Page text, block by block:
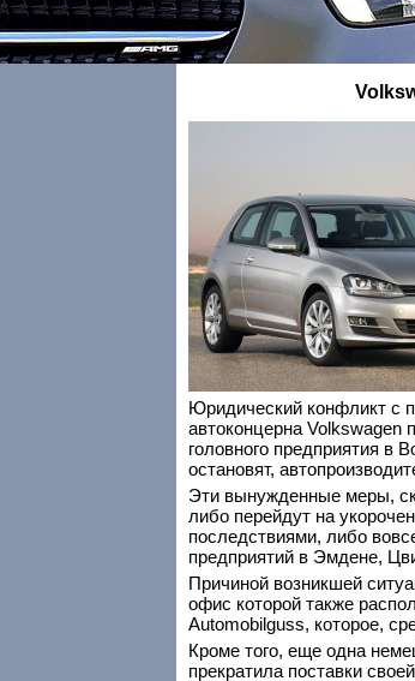
Юридический конфликт с
автоконцерна Volkswagen
головного предприятия в
остановят,
Эти вынужденные меры,
либо перейдут на
последствиями, либо
предприятий в Эмдене,
Причиной возникшей
офис которой также
Automobilguss, которое,
Кроме того, еще одна
прекратила поставки